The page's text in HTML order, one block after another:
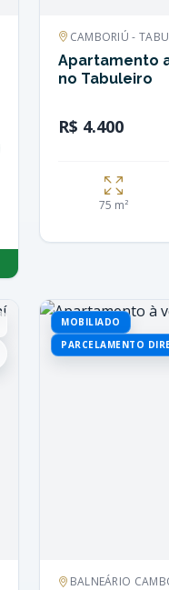
CAMBORIÚ -
Apartamento
no Tabuleiro
R$ 4.400
75 m²
MOBILIADO
PARCELAMENTO
BALNEÁRIO